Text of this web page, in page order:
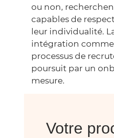
ou non,
capables de
leur individualité.
intégration
processus de
poursuit par un
mesure.
Votre